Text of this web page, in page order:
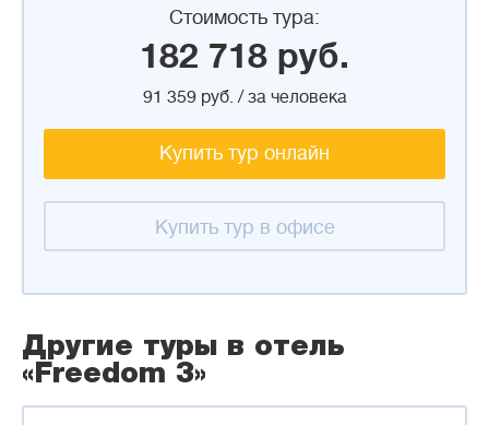
Стоимость тура:
182 718 руб.
91 359 руб. / за человека
Купить тур онлайн
Купить тур в офисе
Другие туры в отель
«Freedom 3»